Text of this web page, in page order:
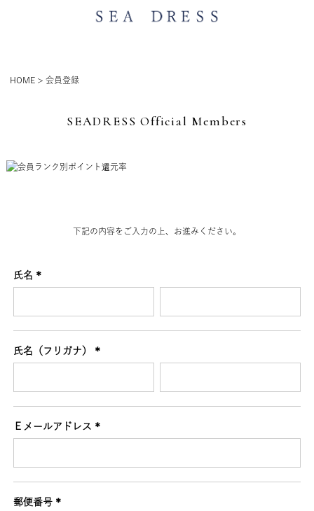
HOME 会員登録
SEADRESS Official Members
下記の内容をご入力の上、お進みください。
氏名
須)
氏名（フリガナ）
須)
Ｅメールアドレス
須)
郵便番号